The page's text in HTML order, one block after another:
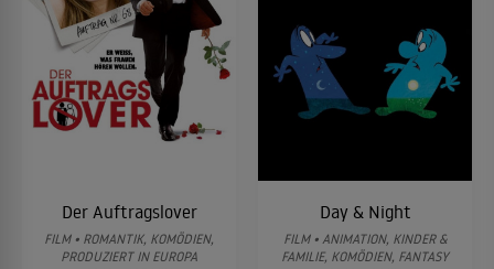
Der Auftragslover
FILM • ROMANTIK, KOMÖDIEN,
PRODUZIERT IN EUROPA
Day & Night
FILM • ANIMATION, KINDER &
FAMILIE, KOMÖDIEN, FANTASY